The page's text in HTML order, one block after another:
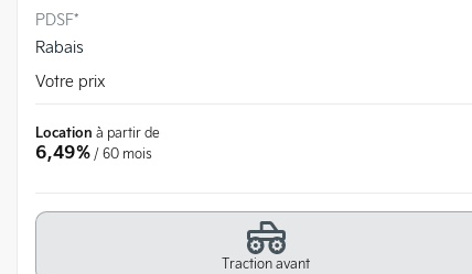
PDSF*
Rabais
Votre prix
Location à partir de
6,49% / 60 mois
Traction avant